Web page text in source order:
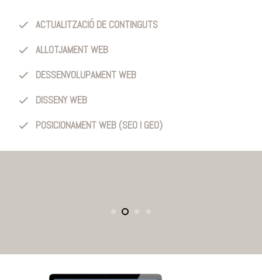
ACTUALITZACIÓ DE CONTINGUTS
ALLOTJAMENT WEB
DESSENVOLUPAMENT WEB
DISSENY WEB
POSICIONAMENT WEB (SEO I GEO)